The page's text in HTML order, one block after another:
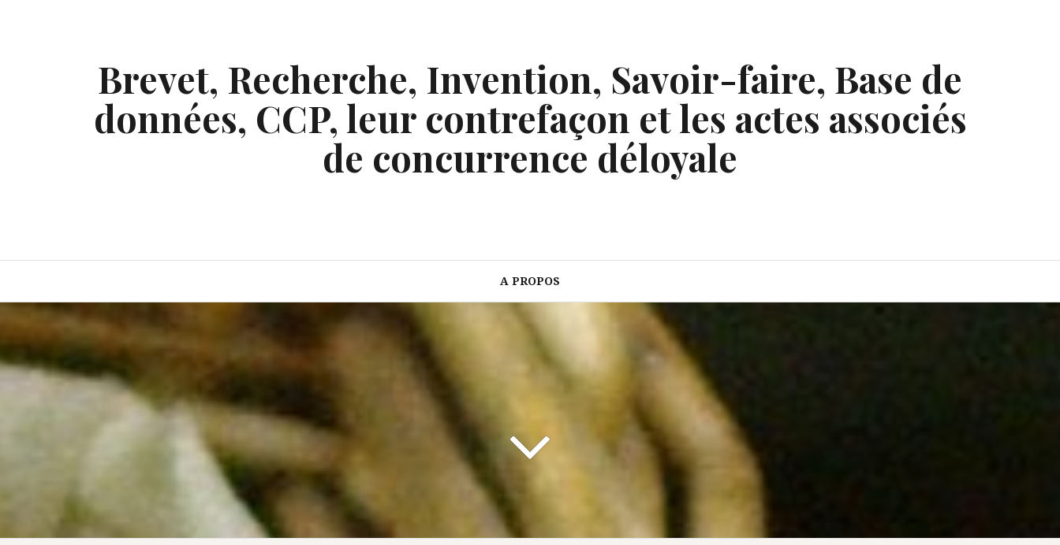
Brevet, Recherche, Invention, Savoir-faire, Base de
données, CCP, leur contrefaçon et les actes associés
de concurrence déloyale
A PROPOS